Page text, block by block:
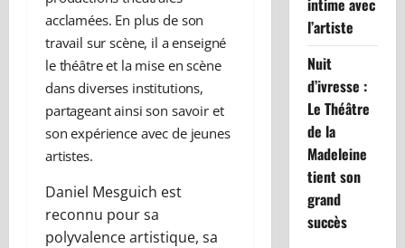
acclamées. En plus de son
travail sur scène, il a enseigné
le théâtre et la mise en scène
dans diverses institutions,
partageant ainsi son savoir et
son expérience avec de jeunes
artistes.
Daniel Mesguich est
reconnu pour sa
polyvalence artistique, sa
intime avec
l’artiste
Nuit
d’ivresse :
Le Théâtre
de la
Madeleine
tient son
grand
succès